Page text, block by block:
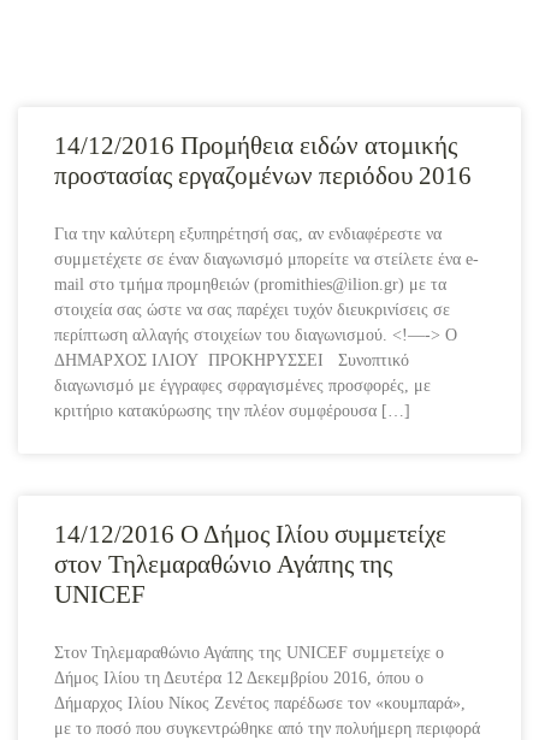
14/12/2016 Προμήθεια ειδών ατομικής
προστασίας εργαζομένων περιόδου 2016
Για την καλύτερη εξυπηρέτησή σας, αν ενδιαφέρεστε να
συμμετέχετε σε έναν διαγωνισμό μπορείτε να στείλετε ένα e-
mail στο τμήμα προμηθειών (promithies@ilion.gr) με τα
στοιχεία σας ώστε να σας παρέχει τυχόν διευκρινίσεις σε
περίπτωση αλλαγής στοιχείων του διαγωνισμού. <!—-> Ο
ΔΗΜΑΡΧΟΣ ΙΛΙΟΥ ΠΡΟΚΗΡΥΣΣΕΙ Συνοπτικό
διαγωνισμό με έγγραφες σφραγισμένες προσφορές, με
κριτήριο κατακύρωσης την πλέον συμφέρουσα […]
14/12/2016 Ο Δήμος Ιλίου συμμετείχε
στον Τηλεμαραθώνιο Αγάπης της
UNICEF
Στον Τηλεμαραθώνιο Αγάπης της UNICEF συμμετείχε ο
Δήμος Ιλίου τη Δευτέρα 12 Δεκεμβρίου 2016, όπου ο
Δήμαρχος Ιλίου Νίκος Ζενέτος παρέδωσε τον «κουμπαρά»,
με το ποσό που συγκεντρώθηκε από την πολυήμερη περιφορά